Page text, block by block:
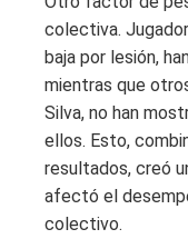
colectiva.
baja por lesión,
mientras que
Silva, no han
ellos. Esto,
resultados, creó
afectó el
colectivo.